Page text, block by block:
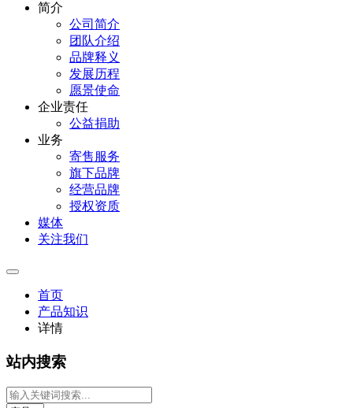
简介
公司简介
团队介绍
品牌释义
发展历程
愿景使命
企业责任
公益捐助
业务
寄售服务
旗下品牌
经营品牌
授权资质
媒体
关注我们
首页
产品知识
详情
站内搜索